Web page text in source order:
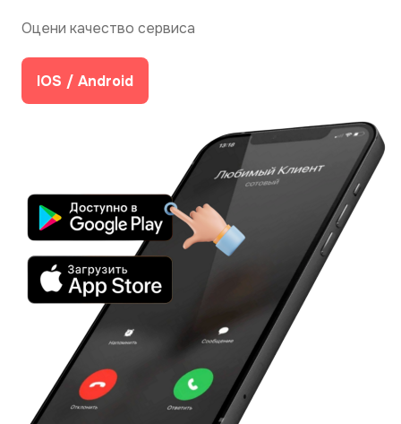
Оцени качество сервиса
IOS / Android